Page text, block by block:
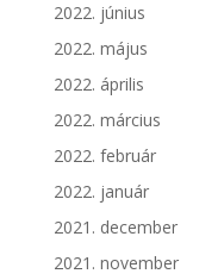
2022. június
2022. május
2022. április
2022. március
2022. február
2022. január
2021. december
2021. november